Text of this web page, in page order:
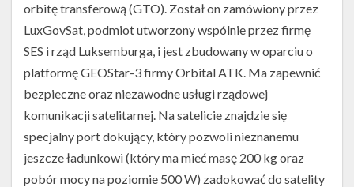
orbitę transferową (GTO). Został on zamówiony przez
LuxGovSat, podmiot utworzony wspólnie przez firmę
SES i rząd Luksemburga, i jest zbudowany w oparciu o
platformę GEOStar-3 firmy Orbital ATK. Ma zapewnić
bezpieczne oraz niezawodne usługi rządowej
komunikacji satelitarnej. Na satelicie znajdzie się
specjalny port dokujący, który pozwoli nieznanemu
jeszcze ładunkowi (który ma mieć masę 200 kg oraz
pobór mocy na poziomie 500 W) zadokować do satelity